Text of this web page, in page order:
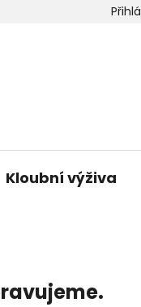
Newsletter
Kloubní výživa